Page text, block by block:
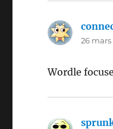
26 mars
Wordle